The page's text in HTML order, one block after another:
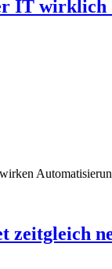
IT wirklich
zeitgleich